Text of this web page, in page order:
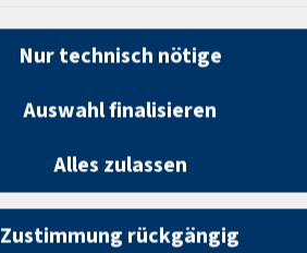
Nur technisch nötige
Auswahl finalisieren
Alles zulassen
Zustimmung rückgängig